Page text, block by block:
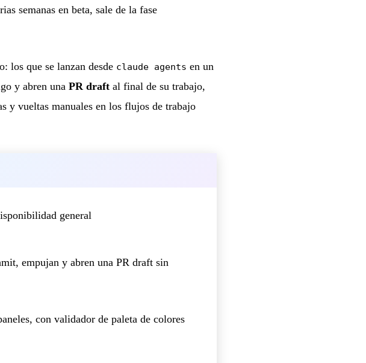
semanas en beta, sale de la fase
los que se lanzan desde claude agents en un
y abren una PR draft al final de su trabajo,
y vueltas manuales en los flujos de trabajo
general
empujan y abren una PR draft sin
con validador de paleta de colores